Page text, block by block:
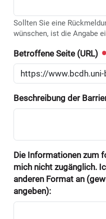
Sollten Sie eine
wünschen, ist die Angabe
Betroffene Seite (URL)
Beschreibung der
Die Informationen zum
mich nicht zugänglich.
anderen Format an
angeben):